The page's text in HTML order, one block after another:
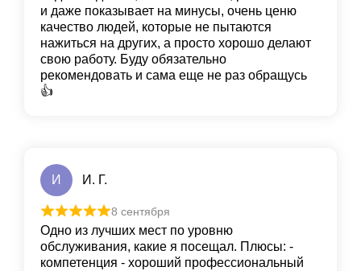
и даже показывает на минусы, очень ценю
качество людей, которые не пытаются
нажиться на других, а просто хорошо делают
свою работу. Буду обязательно
рекомендовать и сама еще не раз обращусь
👍
И И. Г.
8 сентября
Одно из лучших мест по уровню
обслуживания, какие я посещал. Плюсы: -
компетенция - хороший профессиональный